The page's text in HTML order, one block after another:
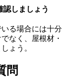
認しましょう
る場合には十分
なく、屋根材・
ょう。
問